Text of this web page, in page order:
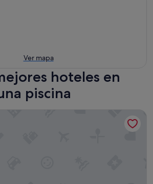
Ver mapa
hoteles en
piscina